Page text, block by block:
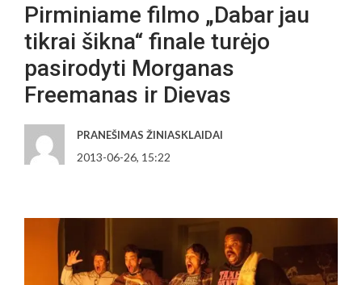
Pirminiame filmo „Dabar jau
tikrai šikna“ finale turėjo
pasirodyti Morganas
Freemanas ir Dievas
PRANEŠIMAS ŽINIASKLAIDAI
2013-06-26, 15:22